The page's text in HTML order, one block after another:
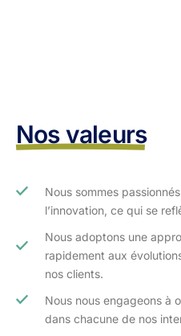
Nos valeurs
Nous sommes
l’innovation, ce qui se
Nous adoptons une
rapidement aux
nos clients.​
Nous nous engageons à
dans chacune de nos